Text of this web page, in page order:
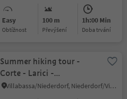
Easy
Obtížnost
100 m
Převýšení
1h:00 Min
doba trvání
Summer hiking tour -
Corte - Larici -
Villabassa/Säge - Lercha -
Villabassa/Niederdorf, Niederdorf/Villabassa, Dolomites Region 3 Zinnen